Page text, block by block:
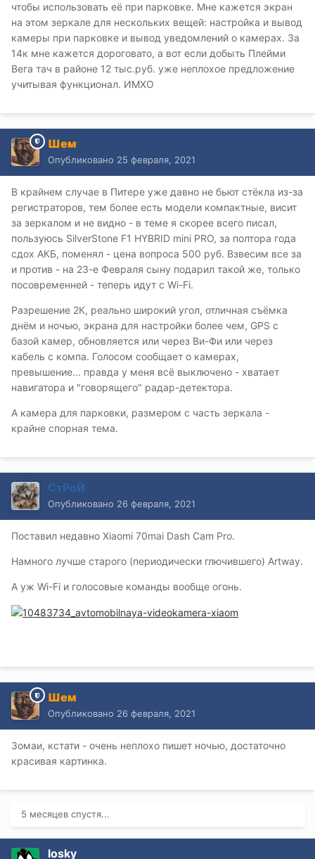
Но, каждому разумеется своё.
чтобы использовать её при парковке. Мне кажется экран
на этом зеркале для нескольких вещей: настройка и вывод
камеры при парковке и вывод уведомлений о камерах. За
14к мне кажется дороговато, а вот если добыть Плейми
Вега тач в районе 12 тыс.руб. уже неплохое предложение
учитывая функционал. ИМХО
Шем
Опубликовано 25 февраля, 2021
В крайнем случае в Питере уже давно не бьют стёкла из-за
регистраторов, тем более есть модели компактные, висит
за зеркалом и не видно - в теме я скорее всего писал,
пользуюсь SilverStone F1 HYBRID mini PRO, за полтора года
сдох АКБ, поменял - цена вопроса 500 руб. Взвесим все за
и против - на 23-е Февраля сыну подарил такой же, только
посовременней - теперь идут с Wi-Fi.
Разрешение 2К, реально широкий угол, отличная съёмка
днём и ночью, экрана для настройки более чем, GPS с
базой камер, обновляется или через Ви-Фи или через
кабель с компа. Голосом сообщает о камерах,
превышение... правда у меня всё выключено - хватает
навигатора и "говорящего" радар-детектора.
А камера для парковки, размером с часть зеркала -
крайне спорная тема.
СтРоЙ
Опубликовано 26 февраля, 2021
Поставил недавно Xiaomi 70mai Dash Cam Pro.
Намного лучше старого (периодически глючившего) Artway.
А уж Wi-Fi и голосовые команды вообще огонь.
Шем
Опубликовано 26 февраля, 2021
Зомаи, кстати - очень неплохо пишет ночью, достаточно
красивая картинка.
5 месяцев спустя...
losky